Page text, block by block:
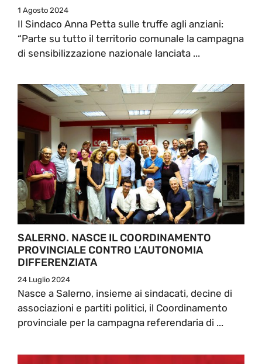
1 Agosto 2024
Il Sindaco Anna Petta sulle truffe agli anziani:
“Parte su tutto il territorio comunale la campagna
di sensibilizzazione nazionale lanciata ...
SALERNO. NASCE IL COORDINAMENTO
PROVINCIALE CONTRO L’AUTONOMIA
DIFFERENZIATA
24 Luglio 2024
Nasce a Salerno, insieme ai sindacati, decine di
associazioni e partiti politici, il Coordinamento
provinciale per la campagna referendaria di ...